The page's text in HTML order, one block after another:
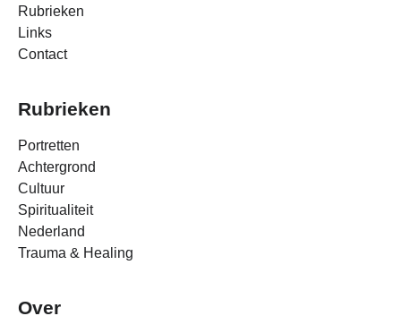
Rubrieken
Links
Contact
Rubrieken
Portretten
Achtergrond
Cultuur
Spiritualiteit
Nederland
Trauma & Healing
Over